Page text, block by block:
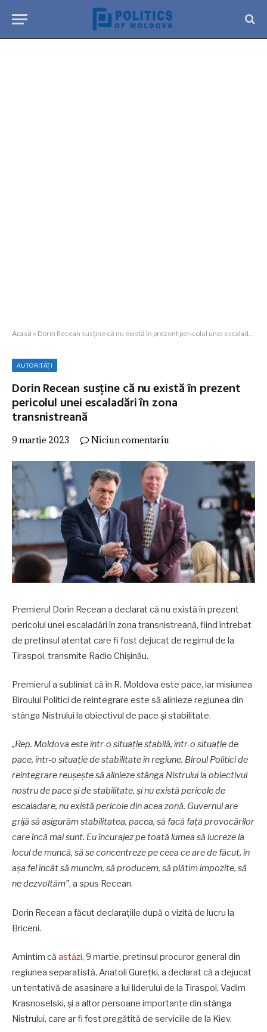
Acasă » Dorin Recean susține că nu există în prezent pericolul unei escaladări în zona transnistreană
AUTORITĂȚI
Dorin Recean susține că nu există în prezent
pericolul unei escaladări în zona
transnistreană
9 martie 2023 Niciun comentariu
Premierul Dorin Recean a declarat că nu există în prezent
pericolul unei escaladări în zona transnistreană, fiind întrebat
de pretinsul atentat care fi fost dejucat de regimul de la
Tiraspol, transmite Radio Chișinău.
Premierul a subliniat că în R. Moldova este pace, iar misiunea
Biroului Politici de reintegrare este să alinieze regiunea din
stânga Nistrului la obiectivul de pace și stabilitate.
„Rep. Moldova este într-o situație stabilă, într-o situație de
pace, într-o situație de stabilitate în regiune. Biroul Politici de
reintegrare reușește să alinieze stânga Nistrului la obiectivul
nostru de pace și de stabilitate, și nu există pericole de
escaladare, nu există pericole din acea zonă. Guvernul are
grijă să asigurăm stabilitatea, pacea, să facă față provocărilor
care încă mai sunt. Eu încurajez pe toată lumea să lucreze la
locul de muncă, să se concentreze pe ceea ce are de făcut, în
așa fel încât să muncim, să producem, să plătim impozite, să
ne dezvoltăm”, a spus Recean.
Dorin Recean a făcut declarațiile după o vizită de lucru la
Briceni.
Amintim că astăzi, 9 martie, pretinsul procuror general din
regiunea separatistă, Anatoli Gurețki, a declarat că a dejucat
un tentativă de asasinare a lui liderului de la Tiraspol, Vadim
Krasnoselski, și a altor persoane importante din stânga
Nistrului, care ar fi fost pregătită de serviciile de la Kiev.